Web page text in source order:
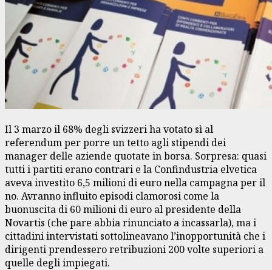
Il 3 marzo il 68% degli svizzeri ha votato sì al
referendum per porre un tetto agli stipendi dei
manager delle aziende quotate in borsa. Sorpresa: quasi
tutti i partiti erano contrari e la Confindustria elvetica
aveva investito 6,5 milioni di euro nella campagna per il
no. Avranno influito episodi clamorosi come la
buonuscita di 60 milioni di euro al presidente della
Novartis (che pare abbia rinunciato a incassarla), ma i
cittadini intervistati sottolineavano l’inopportunità che i
dirigenti prendessero retribuzioni 200 volte superiori a
quelle degli impiegati.